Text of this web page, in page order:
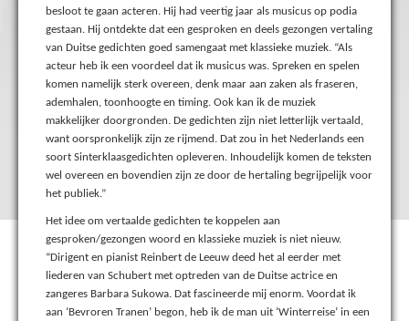
besloot te gaan acteren. Hij had veertig jaar als musicus op podia
gestaan. Hij ontdekte dat een gesproken en deels gezongen vertaling
van Duitse gedichten goed samengaat met klassieke muziek. “Als
acteur heb ik een voordeel dat ik musicus was. Spreken en spelen
komen namelijk sterk overeen, denk maar aan zaken als fraseren,
ademhalen, toonhoogte en timing. Ook kan ik de muziek
makkelijker doorgronden. De gedichten zijn niet letterlijk vertaald,
want oorspronkelijk zijn ze rijmend. Dat zou in het Nederlands een
soort Sinterklaasgedichten opleveren. Inhoudelijk komen de teksten
wel overeen en bovendien zijn ze door de hertaling begrijpelijk voor
het publiek.”
Het idee om vertaalde gedichten te koppelen aan
gesproken/gezongen woord en klassieke muziek is niet nieuw.
“Dirigent en pianist Reinbert de Leeuw deed het al eerder met
liederen van Schubert met optreden van de Duitse actrice en
zangeres Barbara Sukowa. Dat fascineerde mij enorm. Voordat ik
aan ‘Bevroren Tranen’ begon, heb ik de man uit ‘Winterreise’ in een